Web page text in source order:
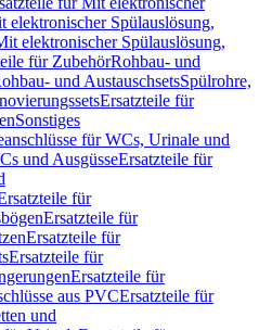
elektronischer Spülauslösung,
elektronischer Spülauslösung,
für ZubehörRohbau- und
und AustauschsetsSpülrohre,
Ersatzteile für
Sonstiges
für WCs, Urinale und
und AusgüsseErsatzteile für
für
Ersatzteile für
Ersatzteile für
Ersatzteile für
Ersatzteile für
aus PVCErsatzteile für
und